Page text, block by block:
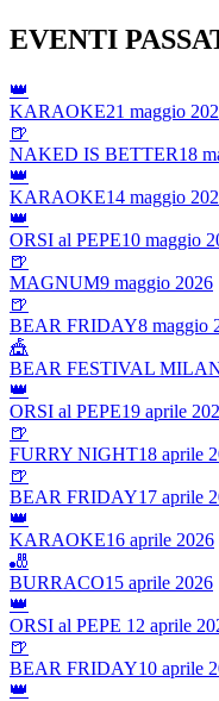
EVENTI
👑
KARAOKE21 maggio
🍺
NAKED IS BETTER18
👑
KARAOKE14 maggio
👑
ORSI al PEPE10 maggio
🍺
MAGNUM9 maggio 2026
🍺
BEAR FRIDAY8 maggio
🎪
BEAR FESTIVAL
👑
ORSI al PEPE19 aprile
🍺
FURRY NIGHT18 aprile
🍺
BEAR FRIDAY17 aprile
👑
KARAOKE16 aprile 2026
🎳
BURRACO15 aprile 2026
👑
ORSI al PEPE 12 aprile
🍺
BEAR FRIDAY10 aprile
👑